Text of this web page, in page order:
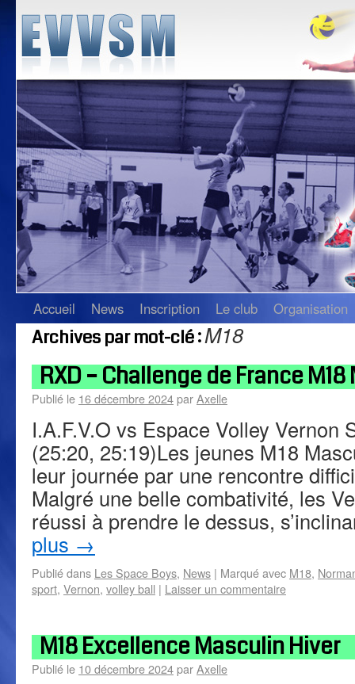
Accueil News Inscription Le club Organisation
Archives par mot-clé :M18
RXD – Challenge de France
Publié le 16 décembre 2024parAxelle
I.A.F.V.O vs Espace Volley Vernon
(25:20, 25:19)Les jeunes M18
leur journée par une rencontre
Malgré une belle combativité, les
réussi à prendre le dessus,
plus →
Publié dans Les Space Boys, News | Marqué avec M18,
sport, Vernon, volley ball | Laisser un commentaire
M18 Excellence Masculin Hiver
Publié le 10 décembre 2024parAxelle